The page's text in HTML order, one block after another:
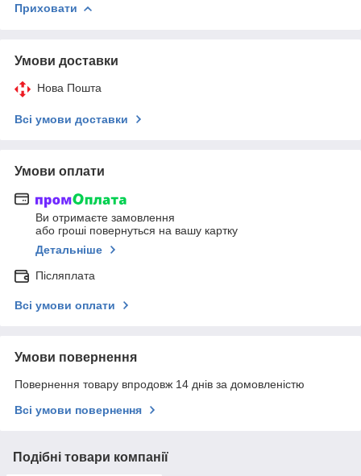
Приховати
Умови доставки
Нова Пошта
Всі умови доставки
Умови оплати
Ви отримаєте замовлення
або гроші повернуться на вашу картку
Детальніше
Післяплата
Всі умови оплати
Умови повернення
Повернення товару впродовж 14 днів за домовленістю
Всі умови повернення
Подібні товари компанії